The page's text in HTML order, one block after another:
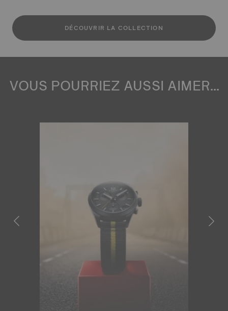
DÉCOUVRIR LA COLLECTION
VOUS POURRIEZ AUSSI AIMER...